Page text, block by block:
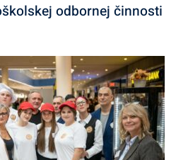
odbornej činnosti